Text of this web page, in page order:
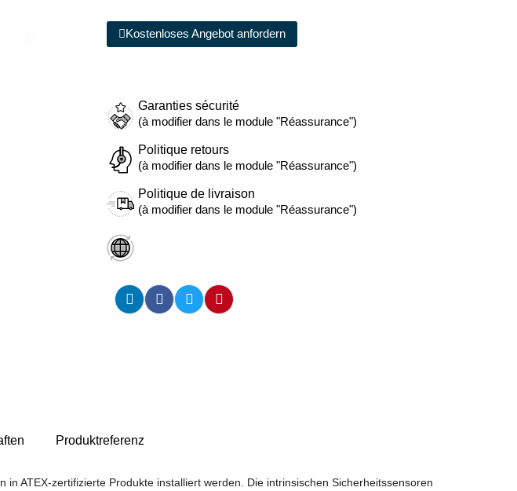
Kostenloses Angebot anfordern
Garanties sécurité
(à modifier dans le module "Réassurance")
Politique retours
(à modifier dans le module "Réassurance")
Politique de livraison
(à modifier dans le module "Réassurance")
Produktreferenz
ATEX-zertifizierte Produkte installiert werden. Die intrinsischen Sicherheitssensoren